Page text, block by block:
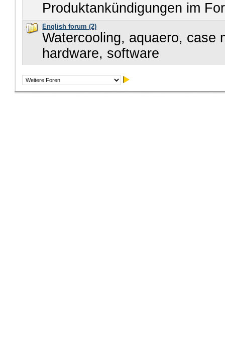
Produktankündigungen im
English forum (2)
Watercooling, aquaero, case
hardware, software